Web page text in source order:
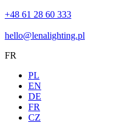
+48 61 28 60 333
hello@lenalighting.pl
FR
PL
EN
DE
FR
CZ